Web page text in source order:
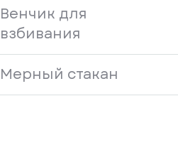
Венчик для
взбивания
Мерный стакан